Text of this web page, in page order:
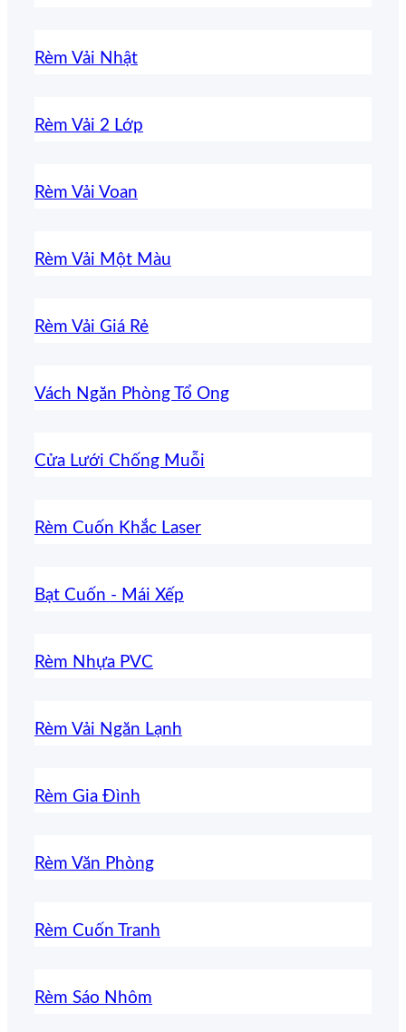
Rèm Vải Nhật
Rèm Vải 2 Lớp
Rèm Vải Voan
Rèm Vải Một Màu
Rèm Vải Giá Rẻ
Vách Ngăn Phòng Tổ Ong
Cửa Lưới Chống Muỗi
Rèm Cuốn Khắc Laser
Bạt Cuốn - Mái Xếp
Rèm Nhựa PVC
Rèm Vải Ngăn Lạnh
Rèm Gia Đình
Rèm Văn Phòng
Rèm Cuốn Tranh
Rèm Sáo Nhôm